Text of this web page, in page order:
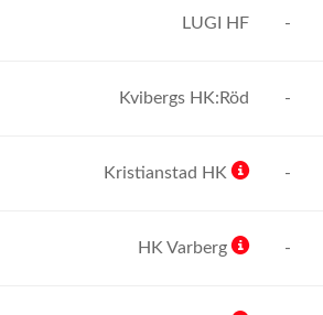
LUGI HF -
Kvibergs HK:Röd -
Kristianstad HK -
HK Varberg -